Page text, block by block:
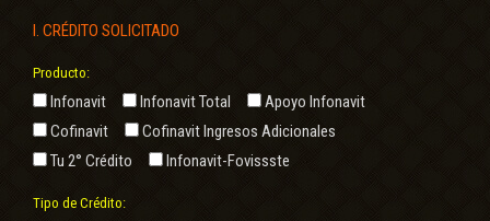
I. CRÉDITO SOLICITADO
Producto:
Infonavit Infonavit Total
Apoyo Infonavit
Cofinavit
Cofinavit Ingresos Adicionales
Tu 2° Crédito
Infonavit-Fovissste
Tipo de Crédito: